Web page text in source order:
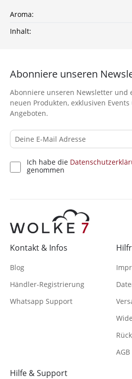
Aroma:
Inhalt:
was du für das perfekte Shisha-
Ich habe die
Kenntnis genommen
Hilfe & Support
Kontakt & Infos
Blog
Händler-Registrierung
Whatsapp Support
AGB
Abonniere unseren
Abonniere unseren Newsletter und
neuen Produkten, exklusiven
Angeboten.
Ich habe die
genommen